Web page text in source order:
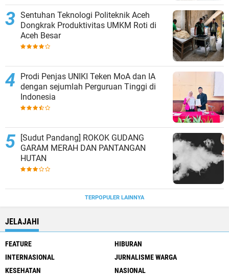
Sentuhan Teknologi Politeknik Aceh
Dongkrak Produktivitas UMKM Roti di
Aceh Besar
Prodi Penjas UNIKI Teken MoA dan IA
dengan sejumlah Perguruan Tinggi di
Indonesia
[Sudut Pandang] ROKOK GUDANG
GARAM MERAH DAN PANTANGAN
HUTAN
TERPOPULER LAINNYA
JELAJAHI
FEATURE
HIBURAN
INTERNASIONAL
JURNALISME WARGA
KESEHATAN
NASIONAL